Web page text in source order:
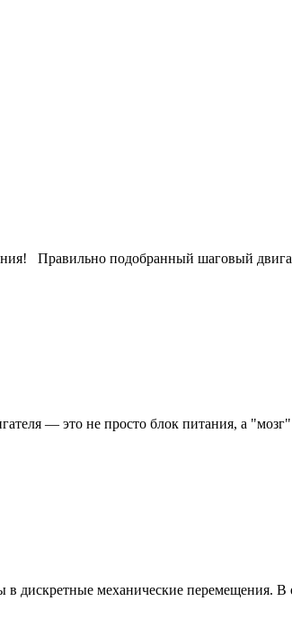
Правильно подобранный шаговый
— это не просто блок питания, а
в дискретные механические перемещения.